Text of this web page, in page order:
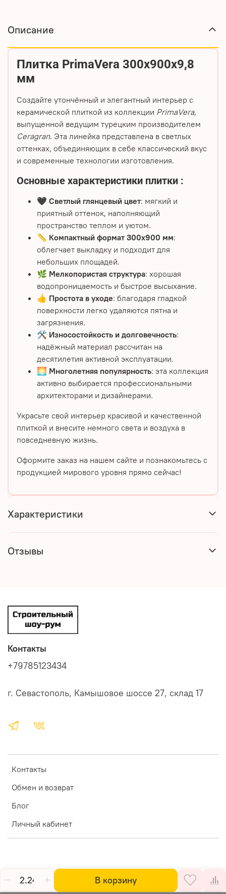
В корзину
Описание
Плитка PrimaVera 300х900х9,8
мм
Создайте утончённый и элегантный интерьер с
керамической плиткой из коллекции PrimaVera,
выпущенной ведущим турецким производителем
Ceragran. Эта линейка представлена в светлых
оттенках, объединяющих в себе классический вкус
и современные технологии изготовления.
Основные характеристики плитки :
🖤 Светлый глянцевый цвет: мягкий и
приятный оттенок, наполняющий
пространство теплом и уютом.
📏 Компактный формат 300х900 мм:
облегчает выкладку и подходит для
небольших площадей.
🌿 Мелкопористая структура: хорошая
водопроницаемость и быстрое высыхание.
👍 Простота в уходе: благодаря гладкой
поверхности легко удаляются пятна и
загрязнения.
🛠️ Износостойкость и долговечность:
надёжный материал рассчитан на
десятилетия активной эксплуатации.
🌅 Многолетняя популярность: эта коллекция
активно выбирается профессиональными
архитекторами и дизайнерами.
Украсьте свой интерьер красивой и качественной
плиткой и внесите немного света и воздуха в
повседневную жизнь.
Оформите заказ на нашем сайте и познакомьтесь с
продукцией мирового уровня прямо сейчас!
Характеристики
Отзывы
Контакты
Обмен и возврат
Блог
Личный кабинет
Контакты
+79785123434
г. Севастополь, Камышовое шоссе 27, склад 17